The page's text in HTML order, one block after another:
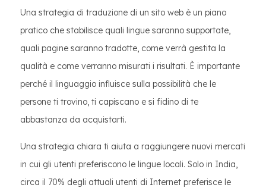
Una strategia di traduzione di un sito web è un piano
pratico che stabilisce quali lingue saranno supportate,
quali pagine saranno tradotte, come verrà gestita la
qualità e come verranno misurati i risultati. È importante
perché il linguaggio influisce sulla possibilità che le
persone ti trovino, ti capiscano e si fidino di te
abbastanza da acquistarti.
Una strategia chiara ti aiuta a raggiungere nuovi mercati
in cui gli utenti preferiscono le lingue locali. Solo in India,
circa il 70% degli attuali utenti di Internet preferisce le